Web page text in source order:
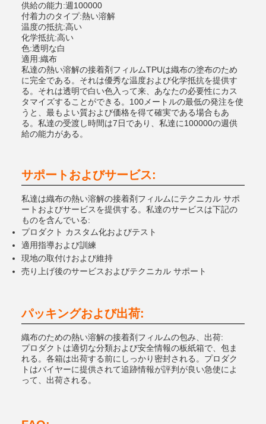
供給の能力:週100000
付着力のタイプ:熱い溶解
温度の抵抗:高い
化学抵抗:高い
色:透明な白
適用:織布
私達の熱い溶解の接着剤フィルムTPUは織布の塗布のため
に完全である。それは優秀な温度および化学抵抗を提供す
る。それは透明で白い色入って来、あなたの必要性にカス
タマイズすることができる。100メートルの最低の発注を使
うと、最もよい質および価格を得て確実である場合もあ
る。私達の受渡し時間は7日であり、私達に100000の週供
給の能力がある。
サポートおよびサービス:
私達は織布の熱い溶解の接着剤フィルムにテクニカル サポ
ートおよびサービスを提供する。私達のサービスは下記の
ものを含んでいる:
プロダクト カスタム化およびテスト
適用指導および訓練
現地の取付けおよび維持
売り上げ後のサービスおよびテクニカル サポート
パッキングおよび出荷:
織布のための熱い溶解の接着剤フィルムの包み、出荷:
プロダクトは適切な分類および安全情報の板紙箱で、包ま
れる。各箱は出荷する前にしっかり密封される。プロダク
トはバイヤーに提供されて追跡情報が評判が良い急使によ
って、出荷される。